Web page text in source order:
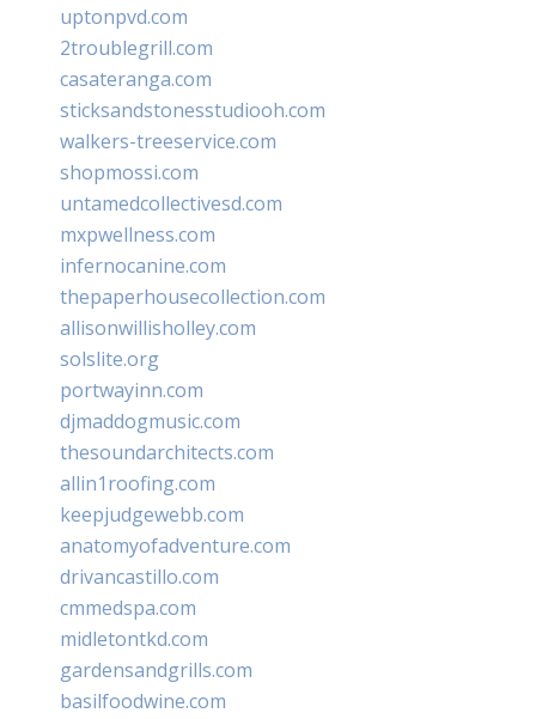
uptonpvd.com
2troublegrill.com
casateranga.com
sticksandstonesstudiooh.com
walkers-treeservice.com
shopmossi.com
untamedcollectivesd.com
mxpwellness.com
infernocanine.com
thepaperhousecollection.com
allisonwillisholley.com
solslite.org
portwayinn.com
djmaddogmusic.com
thesoundarchitects.com
allin1roofing.com
keepjudgewebb.com
anatomyofadventure.com
drivancastillo.com
cmmedspa.com
midletontkd.com
gardensandgrills.com
basilfoodwine.com